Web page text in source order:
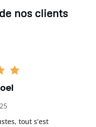
nos clients
tout s’est